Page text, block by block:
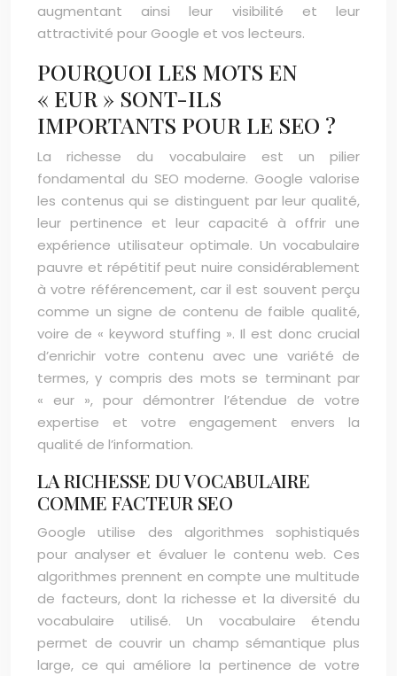
augmentant ainsi leur visibilité et leur
attractivité pour Google et vos lecteurs.
POURQUOI LES MOTS EN
« EUR » SONT-ILS
IMPORTANTS POUR LE SEO ?
La richesse du vocabulaire est un pilier
fondamental du SEO moderne. Google valorise
les contenus qui se distinguent par leur qualité,
leur pertinence et leur capacité à offrir une
expérience utilisateur optimale. Un vocabulaire
pauvre et répétitif peut nuire considérablement
à votre référencement, car il est souvent perçu
comme un signe de contenu de faible qualité,
voire de « keyword stuffing ». Il est donc crucial
d’enrichir votre contenu avec une variété de
termes, y compris des mots se terminant par
« eur », pour démontrer l’étendue de votre
expertise et votre engagement envers la
qualité de l’information.
LA RICHESSE DU VOCABULAIRE
COMME FACTEUR SEO
Google utilise des algorithmes sophistiqués
pour analyser et évaluer le contenu web. Ces
algorithmes prennent en compte une multitude
de facteurs, dont la richesse et la diversité du
vocabulaire utilisé. Un vocabulaire étendu
permet de couvrir un champ sémantique plus
large, ce qui améliore la pertinence de votre